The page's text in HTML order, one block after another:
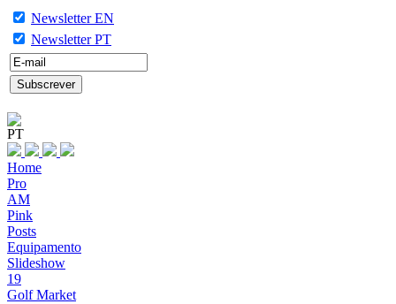
Newsletter EN
Newsletter PT
PT
Home
Pro
AM
Pink
Posts
Equipamento
Slideshow
19
Golf Market